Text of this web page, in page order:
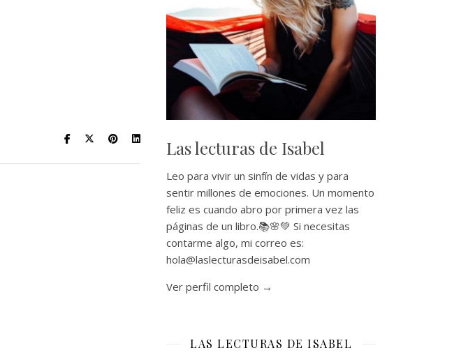
Las lecturas de Isabel
Leo para vivir un sinfín de vidas y para
sentir millones de emociones. Un momento
feliz es cuando abro por primera vez las
páginas de un libro.📚🌸💚 Si necesitas
contarme algo, mi correo es:
hola@laslecturasdeisabel.com
Ver perfil completo →
LAS LECTURAS DE ISABEL